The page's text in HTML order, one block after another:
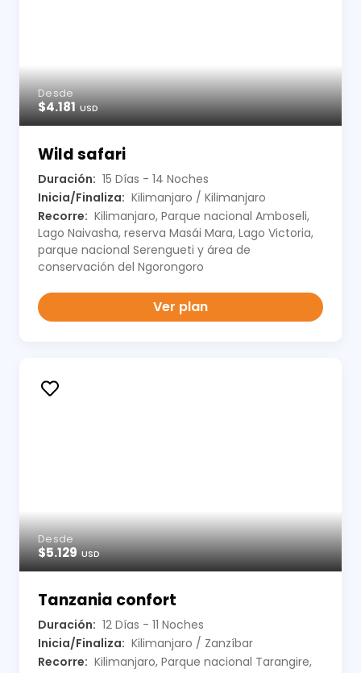
Desde
$4.181USD
Wild safari
Duración: 15 Días - 14 Noches
Inicia/Finaliza: Kilimanjaro / Kilimanjaro
Recorre: Kilimanjaro, Parque nacional Amboseli,
Lago Naivasha, reserva Masái Mara, Lago Victoria,
parque nacional Serengueti y área de
conservación del Ngorongoro
Ver plan
Desde
$5.129USD
Tanzania confort
Duración: 12 Días - 11 Noches
Inicia/Finaliza: Kilimanjaro / Zanzíbar
Recorre: Kilimanjaro, Parque nacional Tarangire,